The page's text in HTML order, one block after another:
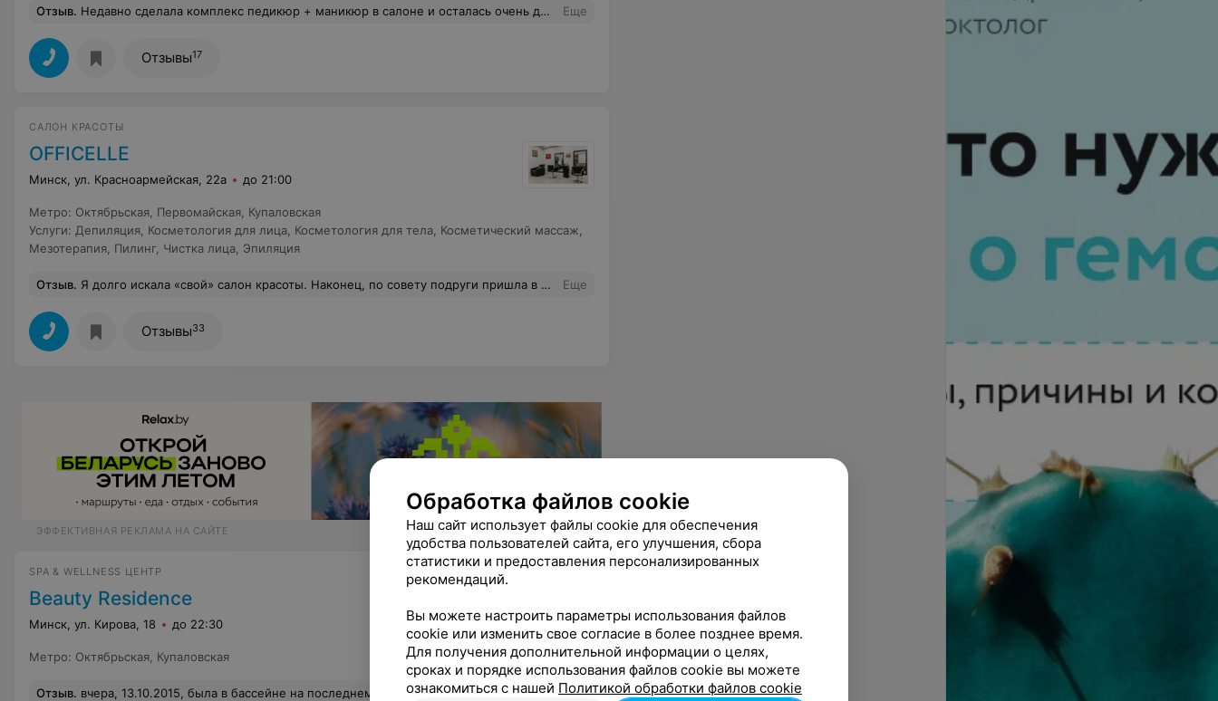
Отзыв. Недавно сделала комплекс педикюр + маникюр в салоне и осталась очень довольна! Качество на высоте. Спасибо большое за ваше нереально удобное кресло, в котором утопаешь и кайфуешь. Очень вкусный кофе и красивая подача) Еще
Отзывы17
САЛОН КРАСОТЫ
OFFICELLE
Минск, ул. Красноармейская, 22а до 21:00
Метро: Октябрьская Первомайская Купаловская
Услуги: Депиляция Косметология для лица Косметология для тела Косметический массаж
Мезотерапия Пилинг, Чистка лица Эпиляция
Отзыв. Я долго искала «свой» салон красоты. Наконец, по совету подруги пришла в OFFICELLE. Здесь и широкий спектр услуг, и приятные цены, и персонал, который действительно любит своих клиентов! очень довольна работой мастеров Анастасии и Людмилы! И ещё жду от мужа в подарок абонемент на массаж;)) Еще
Отзывы33
ЭФФЕКТИВНАЯ РЕКЛАМА НА САЙТЕ
SPA & WELLNESS ЦЕНТР
Beauty Residence
Минск, ул. Кирова, 18 до 22:30
Метро: Октябрьская Купаловская
Отзыв. вчера, 13.10.2015, была в бассейне на последнем сеансе на 21.00. Вода в бассейне ужасно воняла, и не хлоркой. Запах очень неприятный, пробовала плавать на разных дорожках...такое в первый раз, но сеанс был испорчен! Еще
Обработка файлов cookie
Наш сайт использует файлы cookie для обеспечения
удобства пользователей сайта, его улучшения, сбора
статистики и предоставления персонализированных
рекомендаций.
Вы можете настроить параметры использования файлов
cookie или изменить свое согласие в более позднее время.
Для получения дополнительной информации о целях,
сроках и порядке использования файлов cookie вы можете
ознакомиться с нашей Политикой обработки файлов cookie